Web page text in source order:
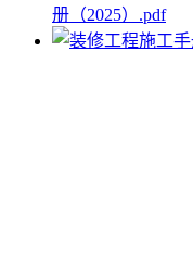
册（2025）.pdf